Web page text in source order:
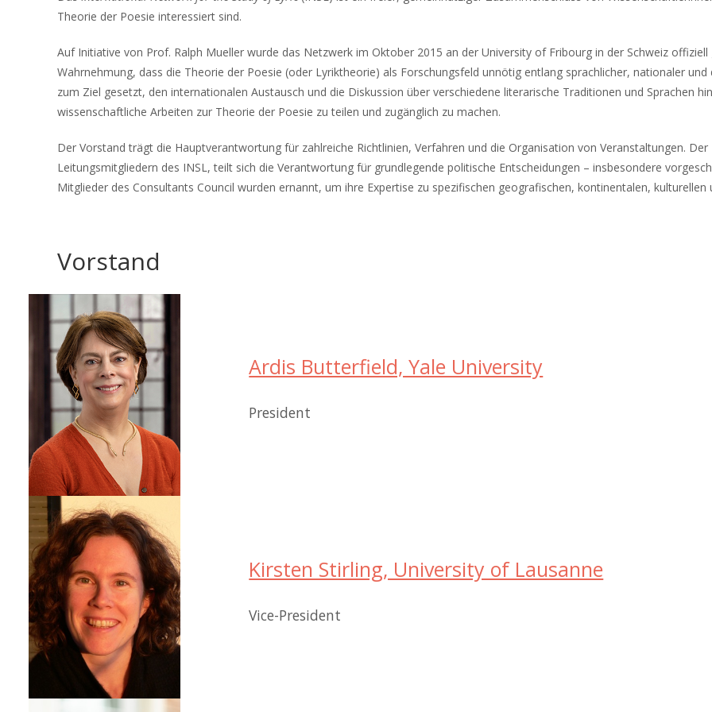
Theorie der Poesie interessiert sind.
Auf Initiative von Prof. Ralph Mueller wurde das Netzwerk im Oktober 2015 an der University of Fribourg in der Schweiz
Wahrnehmung, dass die Theorie der Poesie (oder Lyriktheorie) als Forschungsfeld unnötig entlang sprachlicher, nationaler
zum Ziel gesetzt, den internationalen Austausch und die Diskussion über verschiedene literarische Traditionen und Sprachen
wissenschaftliche Arbeiten zur Theorie der Poesie zu teilen und zugänglich zu machen.
Der Vorstand trägt die Hauptverantwortung für zahlreiche Richtlinien, Verfahren und die Organisation von Veranstaltungen.
Leitungsmitgliedern des INSL, teilt sich die Verantwortung für grundlegende politische Entscheidungen – insbesondere
Mitglieder des Consultants Council wurden ernannt, um ihre Expertise zu spezifischen geografischen, kontinentalen,
Vorstand
Ardis Butterfield, Yale University
President
Kirsten Stirling, University of Lausanne
Vice-President